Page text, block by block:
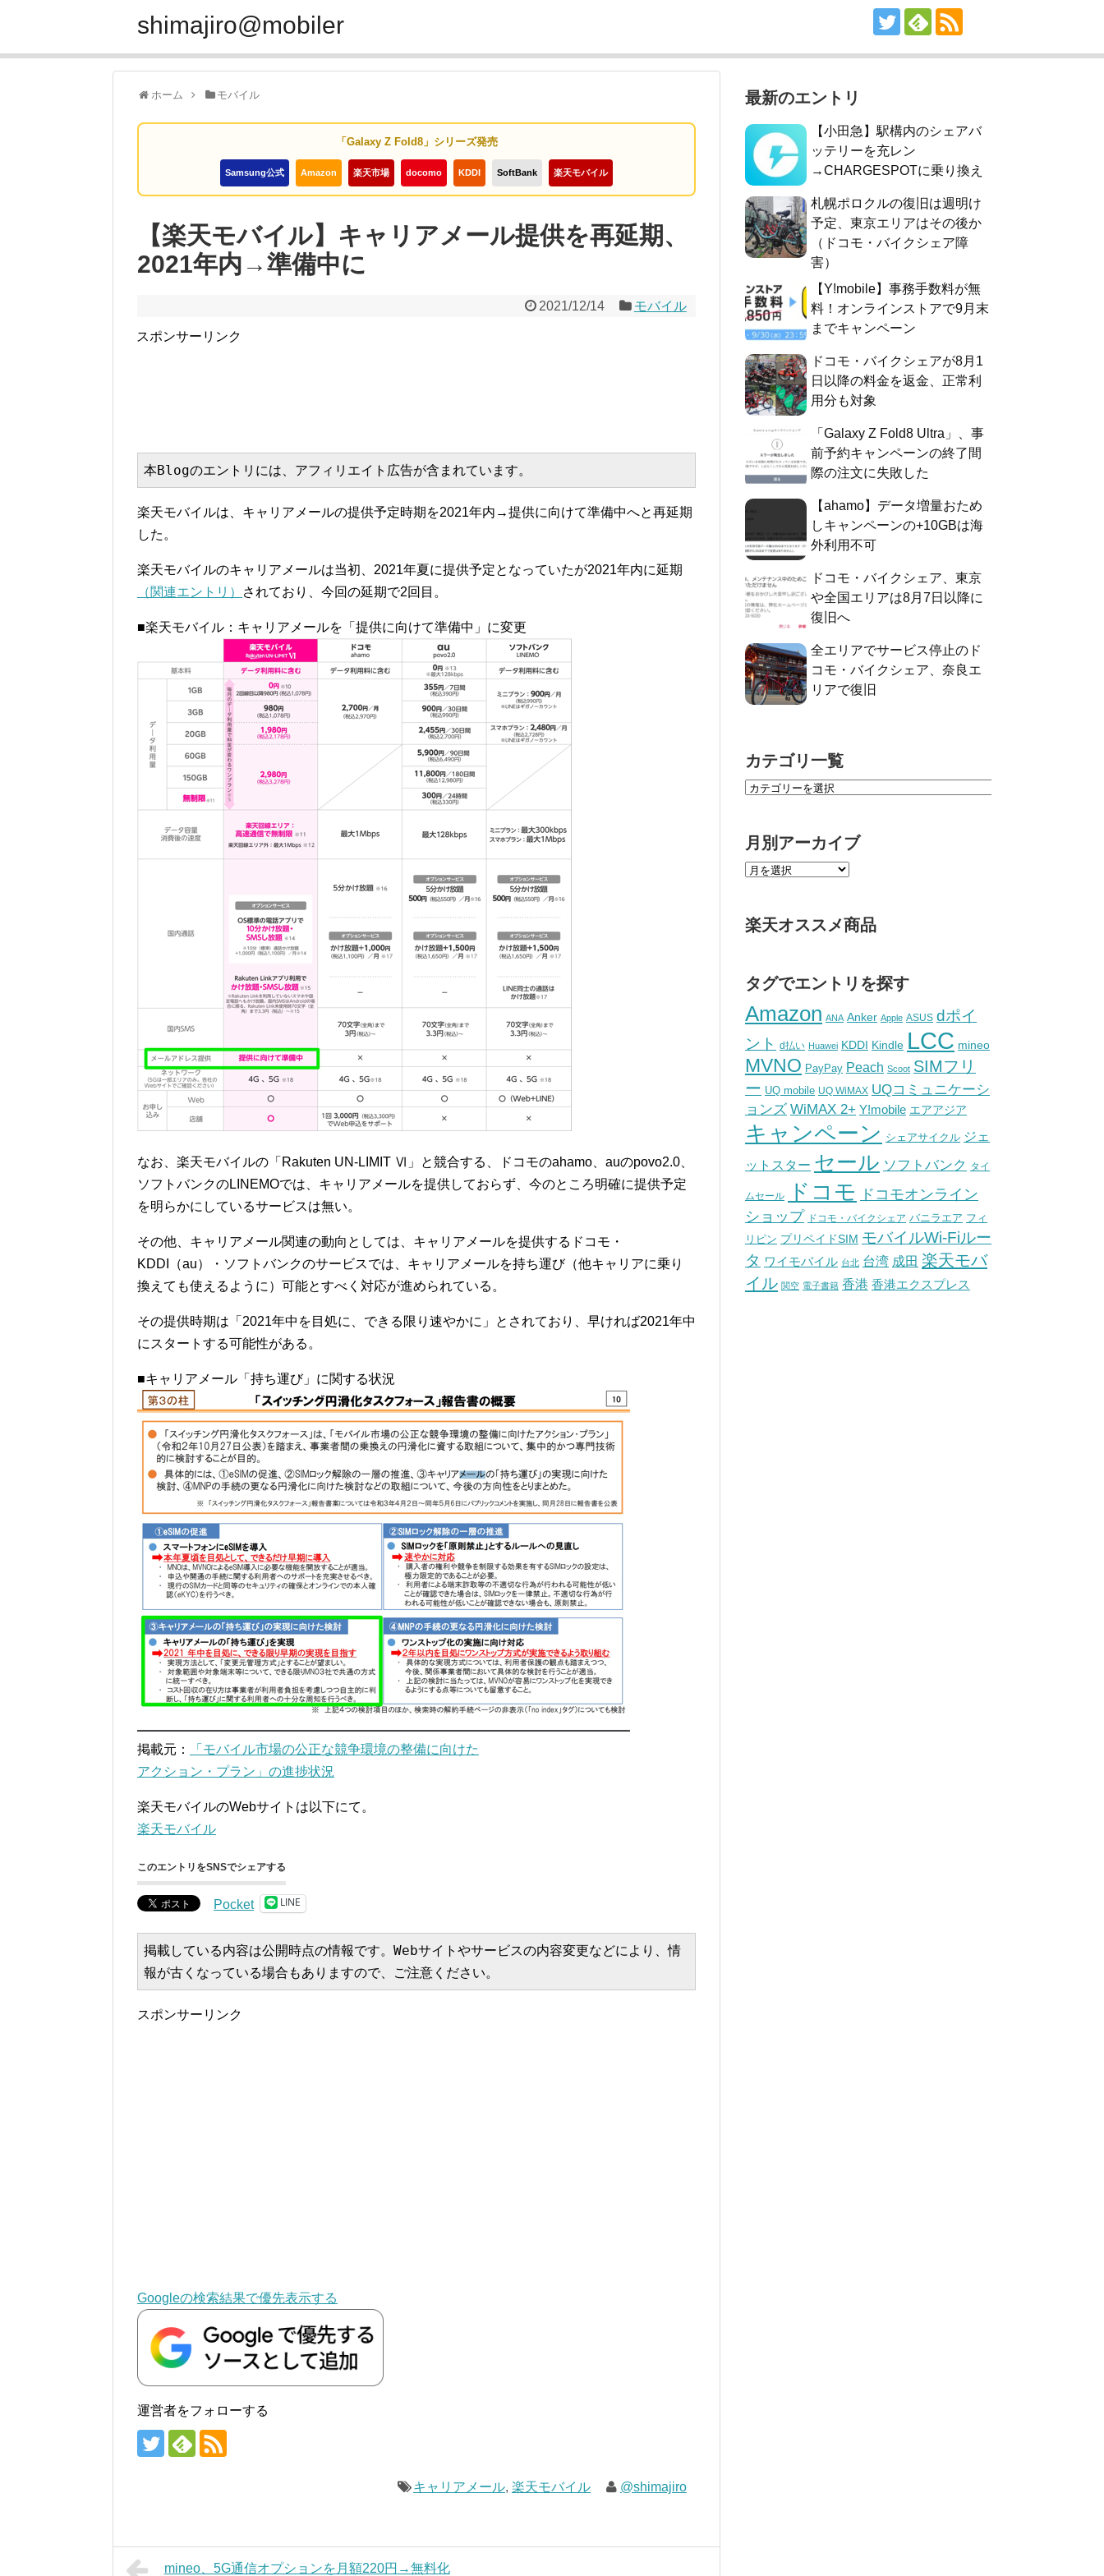
shimajiro@mobiler
ホーム モバイル
「Galaxy Z Fold8」シリーズ発売
Samsung公式 Amazon 楽天市場 docomo KDDI SoftBank 楽天モバイル
【楽天モバイル】キャリアメール提供を再延期、
2021年内→準備中に
2021/12/14 モバイル
スポンサーリンク
本Blogのエントリには、アフィリエイト広告が含まれています。
楽天モバイルは、キャリアメールの提供予定時期を2021年内→提供に向けて準備中へと再延期
した。
楽天モバイルのキャリアメールは当初、2021年夏に提供予定となっていたが2021年内に延期
（関連エントリ）
されており、今回の延期で2回目。
■楽天モバイル：キャリアメールを「提供に向けて準備中」に変更
なお、楽天モバイルの「Rakuten UN-LIMIT Ⅵ」と競合する、ドコモのahamo、auのpovo2.0、
ソフトバンクのLINEMOでは、キャリアメールを提供しておらず、今のところ明確に提供予定
を明らかにしているサービスは無い。
その他、キャリアメール関連の動向としては、キャリアメールを提供するドコモ・
KDDI（au）・ソフトバンクのサービスでは、キャリアメールを持ち運び（他キャリアに乗り
換えても使えるように）可能とすべく対応が進められている。
その提供時期は「2021年中を目処に、できる限り速やかに」とされており、早ければ2021年中
にスタートする可能性がある。
■キャリアメール「持ち運び」に関する状況
掲載元：
「モバイル市場の公正な競争環境の整備に向けた
アクション・プラン」の進捗状況
楽天モバイルのWebサイトは以下にて。
楽天モバイル
このエントリをSNSでシェアする
Pocket LINE
掲載している内容は公開時点の情報です。Webサイトやサービスの内容変更などにより、情
報が古くなっている場合もありますので、ご注意ください。
スポンサーリンク
Googleの検索結果で優先表示する
運営者をフォローする
キャリアメール,楽天モバイル @shimajiro
mineo、5G通信オプションを月額220円→無料化
最新のエントリ
【小田急】駅構内のシェアバ
ッテリーを充レン
→CHARGESPOTに乗り換え
札幌ポロクルの復旧は週明け
予定、東京エリアはその後か
（ドコモ・バイクシェア障
害）
【Y!mobile】事務手数料が無
料！オンラインストアで9月末
までキャンペーン
ドコモ・バイクシェアが8月1
日以降の料金を返金、正常利
用分も対象
「Galaxy Z Fold8 Ultra」、事
前予約キャンペーンの終了間
際の注文に失敗した
【ahamo】データ増量おため
しキャンペーンの+10GBは海
外利用不可
ドコモ・バイクシェア、東京
や全国エリアは8月7日以降に
復旧へ
全エリアでサービス停止のド
コモ・バイクシェア、奈良エ
リアで復旧
カテゴリ一覧
月別アーカイブ
楽天オススメ商品
タグでエントリを探す
Amazon ANA Anker Apple ASUS dポイ
ント
d払い Huawei KDDI Kindle LCC mineo
MVNO PayPay Peach Scoot SIMフリ
ー UQ mobile UQ WiMAX UQコミュニケーシ
ョンズ WiMAX 2+ Y!mobile エアアジア
キャンペーン シェアサイクル ジェ
ットスター セール ソフトバンク タイ
ムセール ドコモ
ドコモオンライン
ショップ ドコモ・バイクシェア バニラエア フィ
リピン プリペイドSIM モバイルWi-Fiルー
タ ワイモバイル 台北 台湾 成田 楽天モバ
イル 関空 電子書籍 香港 香港エクスプレス